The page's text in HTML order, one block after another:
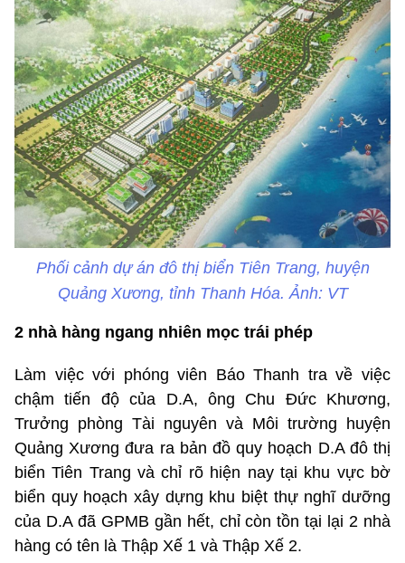
Phối cảnh dự án đô thị biển Tiên Trang, huyện
Quảng Xương, tỉnh Thanh Hóa. Ảnh: VT
2 nhà hàng ngang nhiên mọc trái phép
Làm việc với phóng viên Báo Thanh tra về việc
chậm tiến độ của D.A, ông Chu Đức Khương,
Trưởng phòng Tài nguyên và Môi trường huyện
Quảng Xương đưa ra bản đồ quy hoạch D.A đô thị
biển Tiên Trang và chỉ rõ hiện nay tại khu vực bờ
biển quy hoạch xây dựng khu biệt thự nghĩ dưỡng
của D.A đã GPMB gần hết, chỉ còn tồn tại lại 2 nhà
hàng có tên là Thập Xế 1 và Thập Xế 2.